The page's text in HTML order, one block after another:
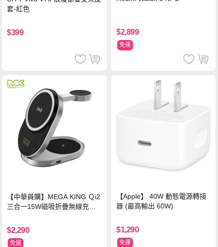
套-紅色
$399 $2,899
免運
【中華員購】MEGA KING Ｑi2
三合一15W磁吸折疊無線充電
$2,290
免運
【Apple】 40W 動態電源轉接
器 (最高輸出 60W)
$1,290
免運